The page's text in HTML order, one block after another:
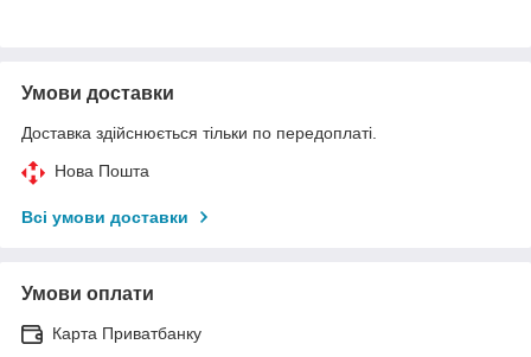
Умови доставки
Доставка здійснюється тільки по передоплаті.
Нова Пошта
Всі умови доставки
Умови оплати
Карта Приватбанку